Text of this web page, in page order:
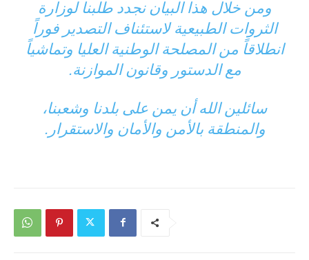
ومن خلال هذا البيان نجدد طلبنا لوزارة
الثروات الطبيعية لاستئناف التصدير فوراً
انطلاقاً من المصلحة الوطنية العليا وتماشياً
مع الدستور وقانون الموازنة.
سائلين الله أن يمن على بلدنا وشعبنا،
والمنطقة بالأمن والأمان والاستقرار.